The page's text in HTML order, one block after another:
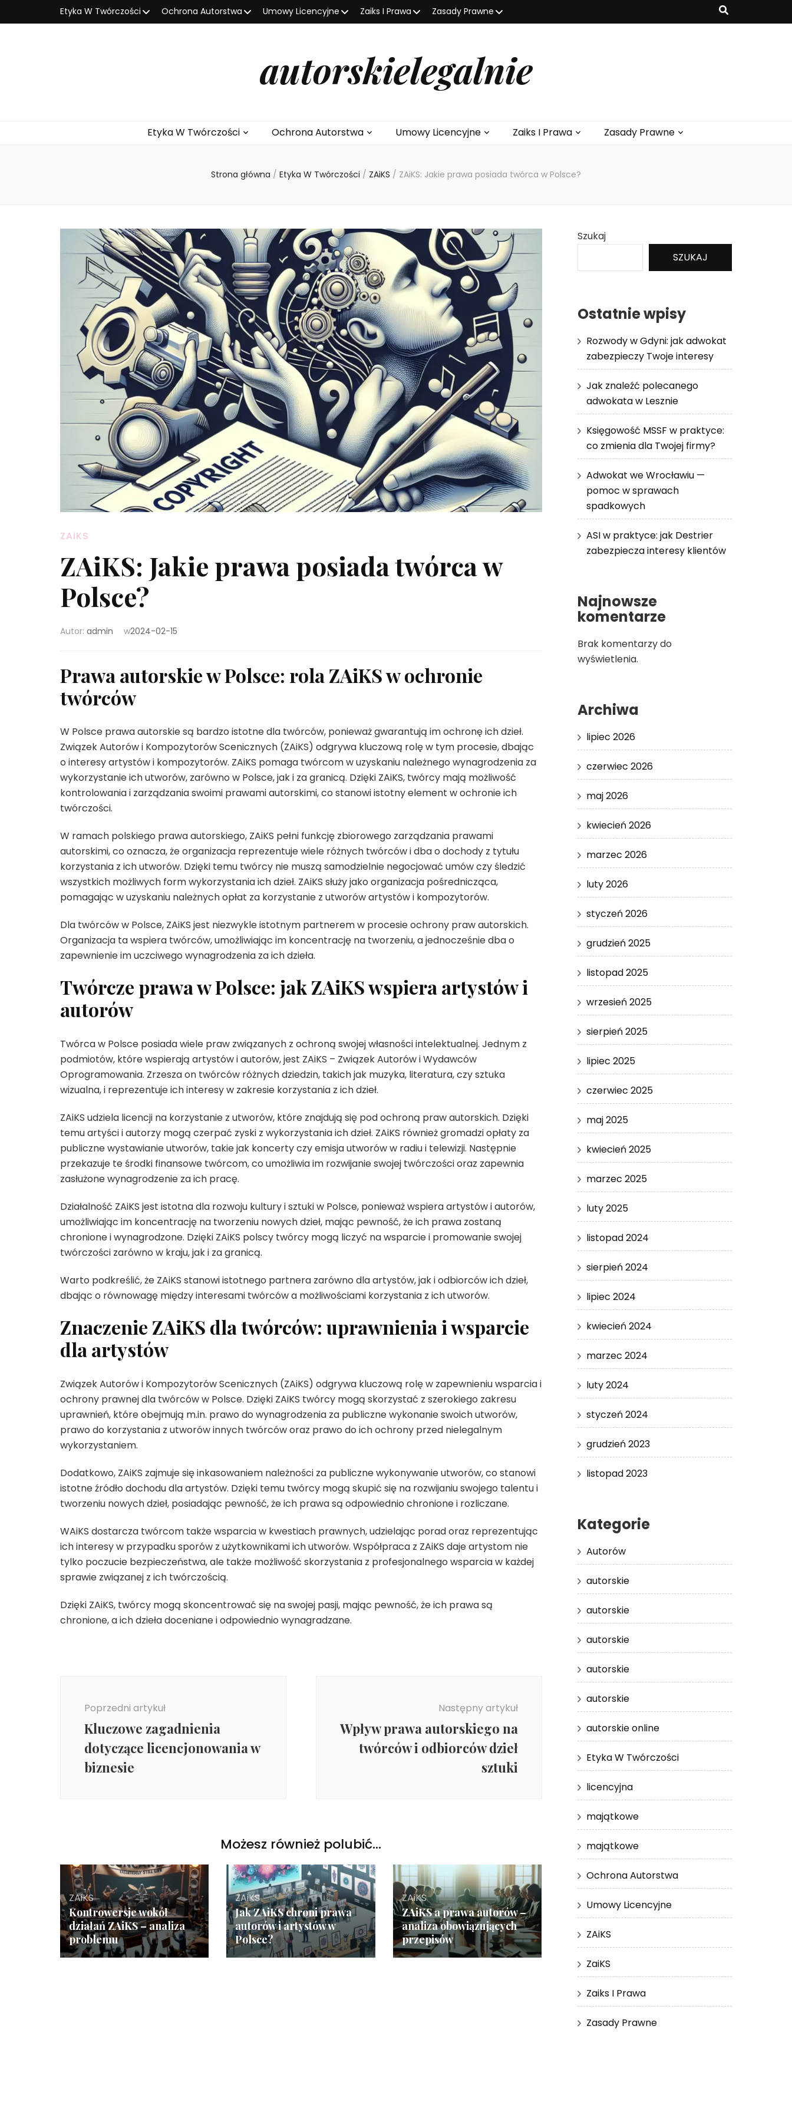
Etyka W Twórczości Ochrona Autorstwa Umowy Licencyjne Zaiks I Prawa Zasady Prawne
autorskielegalnie
Etyka W Twórczości Ochrona Autorstwa Umowy Licencyjne Zaiks I Prawa Zasady Prawne
Strona główna / Etyka W Twórczości / ZAiKS / ZAiKS: Jakie prawa posiada twórca w Polsce?
ZAiKS
ZAiKS: Jakie prawa posiada twórca w
Polsce?
Autor: admin w2024-02-15
Prawa autorskie w Polsce: rola ZAiKS w ochronie
twórców
W Polsce prawa autorskie są bardzo istotne dla twórców, ponieważ gwarantują im ochronę ich dzieł.
Związek Autorów i Kompozytorów Scenicznych (ZAiKS) odgrywa kluczową rolę w tym procesie, dbając
o interesy artystów i kompozytorów. ZAiKS pomaga twórcom w uzyskaniu należnego wynagrodzenia za
wykorzystanie ich utworów, zarówno w Polsce, jak i za granicą. Dzięki ZAiKS, twórcy mają możliwość
kontrolowania i zarządzania swoimi prawami autorskimi, co stanowi istotny element w ochronie ich
twórczości.
W ramach polskiego prawa autorskiego, ZAiKS pełni funkcję zbiorowego zarządzania prawami
autorskimi, co oznacza, że organizacja reprezentuje wiele różnych twórców i dba o dochody z tytułu
korzystania z ich utworów. Dzięki temu twórcy nie muszą samodzielnie negocjować umów czy śledzić
wszystkich możliwych form wykorzystania ich dzieł. ZAiKS służy jako organizacja pośrednicząca,
pomagając w uzyskaniu należnych opłat za korzystanie z utworów artystów i kompozytorów.
Dla twórców w Polsce, ZAiKS jest niezwykle istotnym partnerem w procesie ochrony praw autorskich.
Organizacja ta wspiera twórców, umożliwiając im koncentrację na tworzeniu, a jednocześnie dba o
zapewnienie im uczciwego wynagrodzenia za ich dzieła.
Twórcze prawa w Polsce: jak ZAiKS wspiera artystów i
autorów
Twórca w Polsce posiada wiele praw związanych z ochroną swojej własności intelektualnej. Jednym z
podmiotów, które wspierają artystów i autorów, jest ZAiKS – Związek Autorów i Wydawców
Oprogramowania. Zrzesza on twórców różnych dziedzin, takich jak muzyka, literatura, czy sztuka
wizualna, i reprezentuje ich interesy w zakresie korzystania z ich dzieł.
ZAiKS udziela licencji na korzystanie z utworów, które znajdują się pod ochroną praw autorskich. Dzięki
temu artyści i autorzy mogą czerpać zyski z wykorzystania ich dzieł. ZAiKS również gromadzi opłaty za
publiczne wystawianie utworów, takie jak koncerty czy emisja utworów w radiu i telewizji. Następnie
przekazuje te środki finansowe twórcom, co umożliwia im rozwijanie swojej twórczości oraz zapewnia
zasłużone wynagrodzenie za ich pracę.
Działalność ZAiKS jest istotna dla rozwoju kultury i sztuki w Polsce, ponieważ wspiera artystów i autorów,
umożliwiając im koncentrację na tworzeniu nowych dzieł, mając pewność, że ich prawa zostaną
chronione i wynagrodzone. Dzięki ZAiKS polscy twórcy mogą liczyć na wsparcie i promowanie swojej
twórczości zarówno w kraju, jak i za granicą.
Warto podkreślić, że ZAiKS stanowi istotnego partnera zarówno dla artystów, jak i odbiorców ich dzieł,
dbając o równowagę między interesami twórców a możliwościami korzystania z ich utworów.
Znaczenie ZAiKS dla twórców: uprawnienia i wsparcie
dla artystów
Związek Autorów i Kompozytorów Scenicznych (ZAiKS) odgrywa kluczową rolę w zapewnieniu wsparcia i
ochrony prawnej dla twórców w Polsce. Dzięki ZAiKS twórcy mogą skorzystać z szerokiego zakresu
uprawnień, które obejmują m.in. prawo do wynagrodzenia za publiczne wykonanie swoich utworów,
prawo do korzystania z utworów innych twórców oraz prawo do ich ochrony przed nielegalnym
wykorzystaniem.
Dodatkowo, ZAiKS zajmuje się inkasowaniem należności za publiczne wykonywanie utworów, co stanowi
istotne źródło dochodu dla artystów. Dzięki temu twórcy mogą skupić się na rozwijaniu swojego talentu i
tworzeniu nowych dzieł, posiadając pewność, że ich prawa są odpowiednio chronione i rozliczane.
WAiKS dostarcza twórcom także wsparcia w kwestiach prawnych, udzielając porad oraz reprezentując
ich interesy w przypadku sporów z użytkownikami ich utworów. Współpraca z ZAiKS daje artystom nie
tylko poczucie bezpieczeństwa, ale także możliwość skorzystania z profesjonalnego wsparcia w każdej
sprawie związanej z ich twórczością.
Dzięki ZAiKS, twórcy mogą skoncentrować się na swojej pasji, mając pewność, że ich prawa są
chronione, a ich dzieła doceniane i odpowiednio wynagradzane.
Poprzedni artykuł
Kluczowe zagadnienia
dotyczące licencjonowania w
biznesie
Następny artykuł
Wpływ prawa autorskiego na
twórców i odbiorców dzieł
sztuki
Możesz również polubić…
ZAiKS
Kontrowersje wokół
działań ZAiKS – analiza
problemu
ZAiKS
Jak ZAiKS chroni prawa
autorów i artystów w
Polsce?
ZAiKS
ZAiKS a prawa autorów –
analiza obowiązujących
przepisów
Szukaj
SZUKAJ
Ostatnie wpisy
Rozwody w Gdyni: jak adwokat
zabezpieczy Twoje interesy
Jak znaleźć polecanego
adwokata w Lesznie
Księgowość MSSF w praktyce:
co zmienia dla Twojej firmy?
Adwokat we Wrocławiu —
pomoc w sprawach
spadkowych
ASI w praktyce: jak Destrier
zabezpiecza interesy klientów
Najnowsze
komentarze
Brak komentarzy do
wyświetlenia.
Archiwa
lipiec 2026
czerwiec 2026
maj 2026
kwiecień 2026
marzec 2026
luty 2026
styczeń 2026
grudzień 2025
listopad 2025
wrzesień 2025
sierpień 2025
lipiec 2025
czerwiec 2025
maj 2025
kwiecień 2025
marzec 2025
luty 2025
listopad 2024
sierpień 2024
lipiec 2024
kwiecień 2024
marzec 2024
luty 2024
styczeń 2024
grudzień 2023
listopad 2023
Kategorie
Autorów
autorskie
autorskie
autorskie
autorskie
autorskie
autorskie online
Etyka W Twórczości
licencyjna
majątkowe
majątkowe
Ochrona Autorstwa
Umowy Licencyjne
ZAiKS
ZaiKS
Zaiks I Prawa
Zasady Prawne